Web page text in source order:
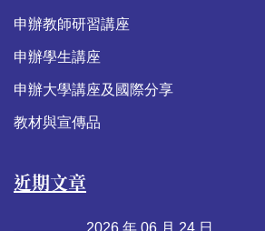
申辦教師研習講座
申辦學生講座
申辦大學講座及國際分享
教材與宣傳品
近期文章
2026 年 06 月 24 日